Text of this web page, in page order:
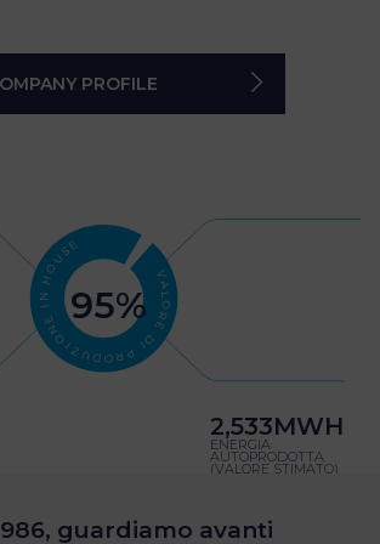
PROFILE
VALORE DI PRODUZIONE IN HOUSE
2,533MWH
ENERGIA
AUTOPRODOTTA
(VALORE STIMATO)
95%
guardiamo avanti